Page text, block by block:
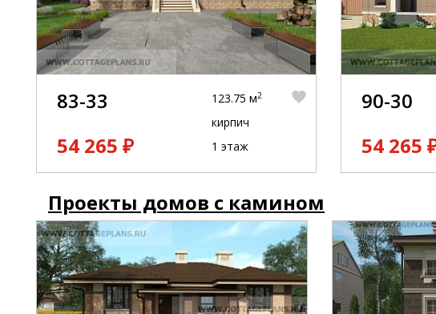
83-33
54 265 ₽
123.75 м2
кирпич
1 этаж
90-30
54 265
Проекты домов с камином